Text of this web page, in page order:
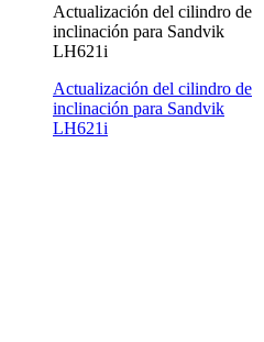
Actualización del cilindro de
inclinación para Sandvik
LH621i
Actualización del cilindro de
inclinación para Sandvik
LH621i